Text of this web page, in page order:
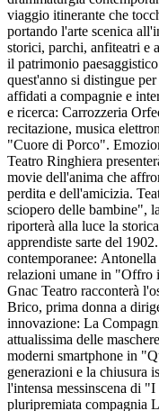
viaggio itinerante che
portando l'arte scenica
storici, parchi, anfiteatri e
il patrimonio
quest'anno si distingue
affidati a compagnie e
e ricerca: Carrozzeria
recitazione, musica
"Cuore di Porco".
Teatro Ringhiera
movie dell'anima che
perdita e dell'amicizia.
sciopero delle bambine",
riporterà alla luce la
apprendiste sarte del
contemporanee:
relazioni umane in "Offro
Gnac Teatro racconterà
Brico, prima donna a
innovazione: La
attualissima delle
moderni smartphone in
generazioni e la chiusura
l'intensa messinscena di
pluripremiata compagnia